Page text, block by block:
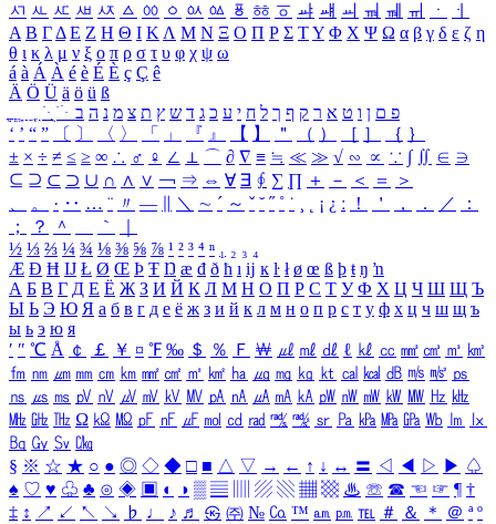
ㅺ ㅻ ㅼ ㅽ ㅾ ㅿ ㆀ ㆁ ㆂ ㆃ ㆄ ㆅ ㆆ ㆇ ㆈ ㆉ ㆊ ㆋ ㆌ ㆍ
ㆎ
Α Β ΓΔ Ε Ζ Η Θ Ι ΚΛ Μ Ν Ξ Ο Π Ρ Σ ΤΥ Φ Χ Ψ Ω α β γ δ ε ζ η
θ ι κ λ μ ν ξ ο π ρ σ τ υ φ χ ψ ω
á à Á À é è É È ç Ç ê
Ä Ö Ü ä ö ü ß
ִֶֹ ֻּ ׁׂ פ ם ן ו ט א ר ק ף ך ל ח י ע כ ג ד ש ץ ת צ מ נ ה ב
‘ ’ “ ” 〔 〕 〈 〉 「 」 『 』 【 】 ＂ （ ） ［ ］ ｛ ｝
± × ÷ ≠ ≤ ≥ ∞ ∴ ♂ ♀ ∠ ⊥ ⌒ ∂ ∇ ≡ ≒ ≪ ≫ √ ∽ ∝ ∵ ∫ ∬ ∈ ∋
⊆ ⊇ ⊂ ⊃ ∪ ∩ ∧ ∨ ￢ ⇒ ⇔ ∀ ∃ ∮ ∑ ∏ ＋ － ＜ ＝
＞
、
。 · ‥ … ¨ 〃 ― ＼ ∼ ´ ～ ˇ ˘ ˝ ˚ ˙ ¸ ¡ ¿ ː ！ ＇ ， ． ／
：
；
？ ＾ ｀
½ ⅓ ⅔ ¼ ¾ ⅛ ⅜ ⅝ ⅞ ¹ ² ³ ⁴ ⁿ ₁ ₂ ₃ ₄
Æ Ð Ħ Ĳ Ł Ø Œ Þ Ŧ Ŋ æ đ ð ħ ı ĳ ĸ ŀ ł ø œ ß þ ŧ ŋ ŉ
А Б В Г Д Е Ё Ж З И Й К Л М Н О П Р С Т У Ф Х Ц Ч Ш Щ Ъ
Ы Ь Э Ю Я а б в г д е ё ж з и й к л м н о п р с т у ф х ц ч ш щ ъ
ы ь э ю я
′ ″ ℃ Å ￠ ￡ ￥ ¤ ℉ ‰ ＄ ％ Ｆ ￦ ㎕ ㎖ ㎗ ℓ ㎘ ㏄ ㎣ ㎤ ㎥ ㎦
㎙ ㎚ ㎛ ㎜ ㎝ ㎞ ㎟ ㎠ ㎡ ㎢ ㏊ ㎍ ㎎ ㎏ ㏏ ㎈ ㎉ ㏈ ㎧ ㎨ ㎰
㎱ ㎲ ㎳ ㎴ ㎵ ㎶ ㎷ ㎸ ㎹ ㎀ ㎁ ㎂ ㎃ ㎄ ㎺ ㎻ ㎽ ㎾ ㎿ ㎐ ㎑
㎒ ㎓ ㎔ Ω ㏀ ㏁ ㎊ ㎋ ㎌ ㏖ ㏅ ㎭ ㎮ ㎯ ㏛ ㎩ ㎪ ㎫ ㎬ ㏝ ㏐
㏓
㏃ ㏉ ㏜ ㏆
§ ※ ☆ ★ ○ ● ◎ ◇ ◆ □ ■ △ ▽ → ← ↑ ↓ ↔ 〓 ◁ ◀ ▷ ▶ ♤
♠ ♡ ♥ ♧ ♣ ⊙ ◈ ▣ ◐ ◑ ▒ ▤ ▨ ▧ ▦ ▩ ♨ ☏ ☎ ☜ ☞ ¶ †
‡ ↕ ↗ ↙ ↖ ↘ ♭ ♩ ♪ ♬ ㉿ ㈜ № ㏇ ™ ㏂ ㏘ ℡ ＃ ＆ ＊ ＠ ª º